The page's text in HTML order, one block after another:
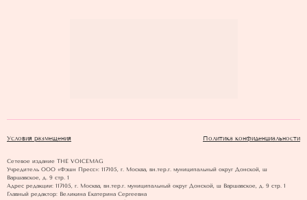
Условия размещения Политика конфиденциальности
Сетевое издание THE VOICEMAG
Учредитель ООО «Фэшн Пресс»: 117105, г. Москва, вн.тер.г. муниципальный округ Донской, ш
Варшавское, д. 9 стр. 1
Адрес редакции: 117105, г. Москва, вн.тер.г. муниципальный округ Донской, ш Варшавское, д. 9 стр. 1
Главный редактор: Великина Екатерина Сергеевна